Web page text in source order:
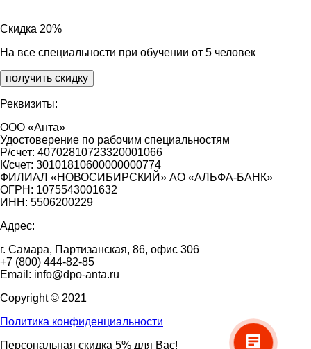
Скидка 20%
На все специальности при обучении от 5 человек
получить скидку
Реквизиты:
ООО «Анта»
Удостоверение по рабочим специальностям
Р/счет: 40702810723320001066
К/счет: 30101810600000000774
ФИЛИАЛ «НОВОСИБИРСКИЙ» АО «АЛЬФА-БАНК»
ОГРН: 1075543001632
ИНН: 5506200229
Адрес:
г. Самара, Партизанская, 86, офис 306
+7 (800) 444-82-85
Email: info@dpo-anta.ru
Copyright © 2021
Политика конфиденциальности
Персональная скидка 5% для Вас!